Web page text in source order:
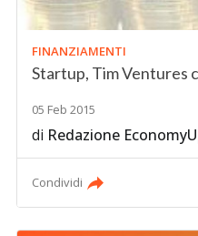
FINANZIAMENTI
Startup, Tim Ventures
05 Feb 2015
di Redazione
Condividi